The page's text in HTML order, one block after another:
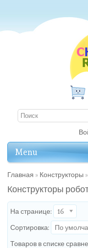
Menu
Главная » Конструкторы »
Конструкторы
На странице: 16
Сортировка: По
Товаров в списке